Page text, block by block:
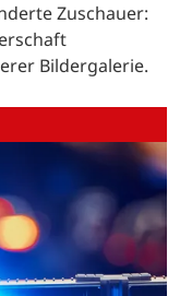
Zuschauer:
Bildergalerie.